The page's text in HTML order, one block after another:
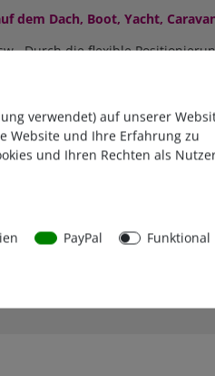
dem Dach, Boot, Yacht,
Durch die flexible
mehrere Bohrlöcher, so
werden.
Zur
bei größeren Modulen
Link:
verwendet) auf unserer
Website und Ihre Erfahrung zu
und Ihren Rechten als
PayPal
Funktional